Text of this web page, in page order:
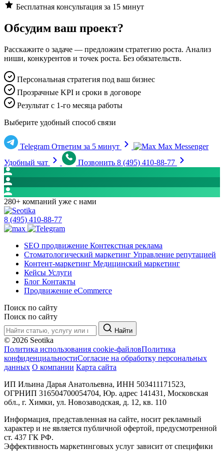
Бесплатная консультация за 15 минут
Обсудим ваш проект?
Расскажите о задаче — предложим стратегию роста. Анализ
ниши, конкурентов и точек роста. Без обязательств.
Персональная стратегия под ваш бизнес
Прозрачные KPI и сроки в договоре
Результат с 1-го месяца работы
Выберите удобный способ связи
Telegram Ответим за 5 минут
Max Messenger
Удобный чат
Позвонить 8 (495) 410-88-77
280+ компаний уже с нами
8 (495) 410-88-77
SEO продвижение Контекстная реклама
Стоматологический маркетинг Управление репутацией
Контент-маркетинг Медицинский маркетинг
Кейсы Услуги
Блог Контакты
Продвижение eCommerce
Поиск по сайту
Поиск по сайту
Найти
© 2026 Seotika
Политика использования cookie-файловПолитика
конфиденциальностиСогласие на обработку персональных
данных О компании Карта сайта
ИП Ильина Дарья Анатольевна, ИНН 503411171523,
ОГРНИП 316504700054704, Юр. адрес 141431, Московская
обл., г. Химки, ул. Новозаводская, д. 12, кв. 110
Информация, представленная на сайте, носит рекламный
характер и не является публичной офертой, предусмотренной
ст. 437 ГК РФ.
Эффективность маркетинговых услуг зависит от специфики